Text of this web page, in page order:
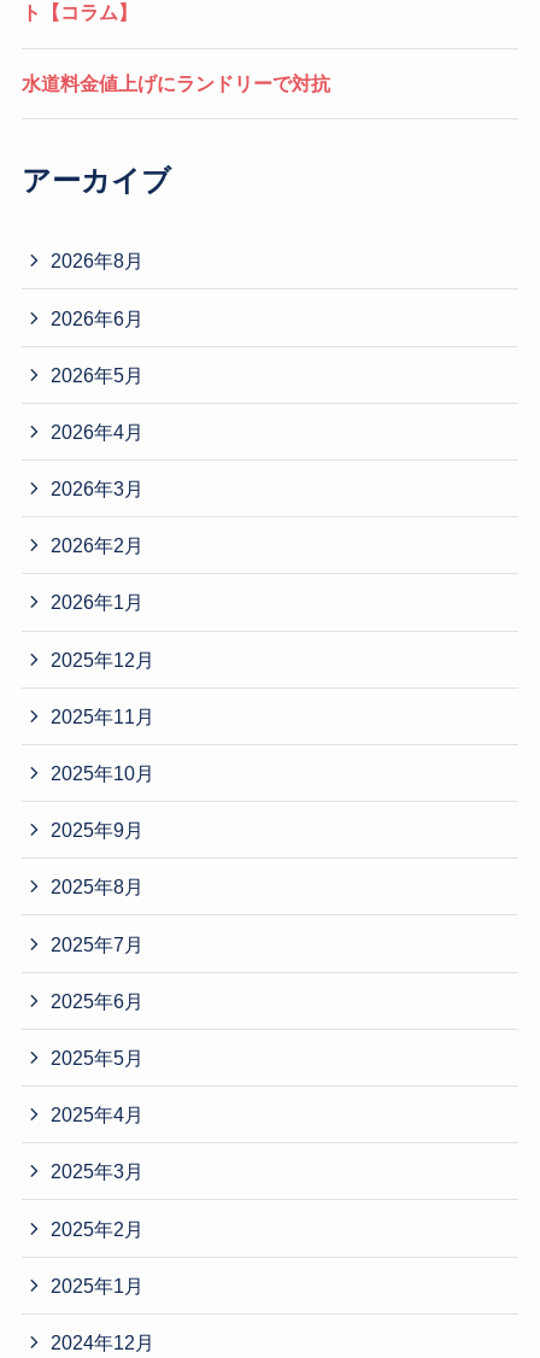
ト【コラム】
水道料金値上げにランドリーで対抗
アーカイブ
2026年8月
2026年6月
2026年5月
2026年4月
2026年3月
2026年2月
2026年1月
2025年12月
2025年11月
2025年10月
2025年9月
2025年8月
2025年7月
2025年6月
2025年5月
2025年4月
2025年3月
2025年2月
2025年1月
2024年12月